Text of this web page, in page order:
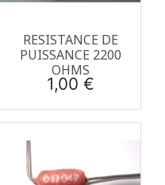
RESISTANCE DE
PUISSANCE 2200
OHMS
Prix
1,00 €